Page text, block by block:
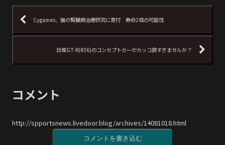
Cygames、猫の腎臓病治療研究に寄付 寿命2倍の可能性
日産GT-R(R36)のコンセプトカーがカッコ良すぎませんか？
コメント
http://spportsnews.livedoor.blog/archives/14081018.html
コメントを書き込む